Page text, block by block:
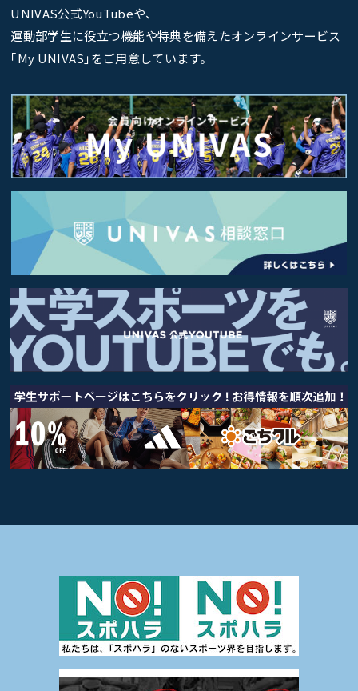
UNIVAS公式YouTubeや、
運動部学生に役立つ機能や特典を備えたオンラインサービス
｢My UNIVAS｣をご用意しています。